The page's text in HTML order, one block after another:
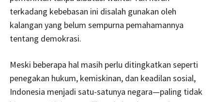
terkadang kebebasan ini disalah gunakan oleh
kalangan yang belum sempurna pemahamannya
tentang demokrasi.
Meski beberapa hal masih perlu ditingkatkan seperti
penegakan hukum, kemiskinan, dan keadilan sosial,
Indonesia menjadi satu-satunya negara—paling tidak